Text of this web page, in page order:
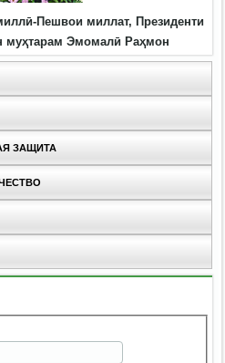
Пешвои миллат, Президенти
муҳтарам Эмомалӣ Раҳмон
ЗАЩИТА